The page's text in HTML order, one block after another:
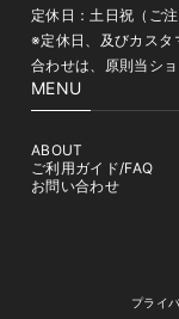
定休日：土日祝（ご
※定休日、及びカスタ
合わせは、原則当シ
MENU
ABOUT
ご利用ガイド/FAQ
お問い合わせ
プライ